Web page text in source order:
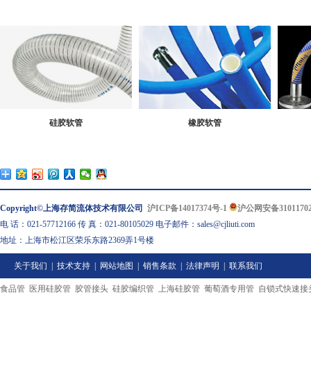
硅胶软管 橡胶软管
Copyright©上海存简流体技术有限公司 沪ICP备14017374号-1
沪公网安备
电 话：021-57712166 传 真：021-80105029 电子邮件：sales@cjliuti.com
地址：上海市松江区荣乐东路2369弄1号楼
关于我们 技术支持 网站地图 销售条款 法律声明 联系我们
食品管 医用硅胶管 胶管接头 硅胶编织管 上海硅胶管 葡萄酒专用管 自锁式快速接